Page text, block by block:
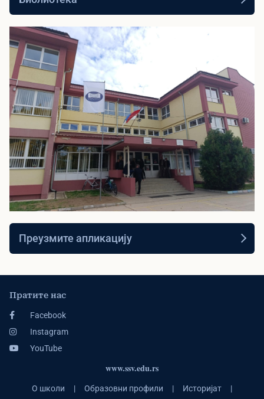
▶
Видео презентација
Погледајте видео презентацију наше
школе
Преузмите апликацију
Пратите нас
Facebook
Instagram
YouTube
www.ssv.edu.rs
О школи | Образовни профили | Историјат |